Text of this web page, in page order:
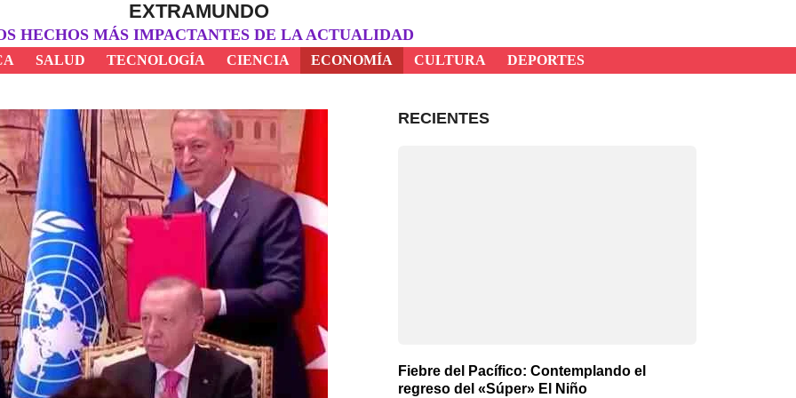
EXTRAMUNDO
HECHOS MÁS IMPACTANTES DE LA ACTUALIDAD
SALUD TECNOLOGÍA CIENCIA ECONOMÍA CULTURA DEPORTES
RECIENTES
Fiebre del Pacífico: Contemplando el
regreso del «Súper» El Niño